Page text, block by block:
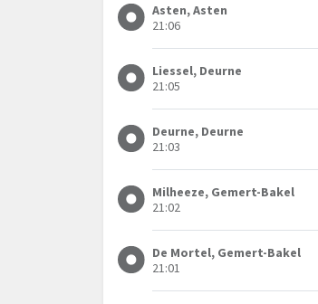
Asten, Asten
21:06
Liessel, Deurne
21:05
Deurne, Deurne
21:03
Milheeze, Gemert-Bakel
21:02
De Mortel, Gemert-Bakel
21:01